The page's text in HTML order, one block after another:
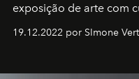
exposição de arte com
19.12.2022 por SImone